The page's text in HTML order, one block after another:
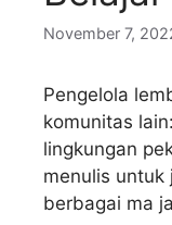
November 7,
Pengelola
komunitas
lingkungan
menulis untuk
berbagai ma